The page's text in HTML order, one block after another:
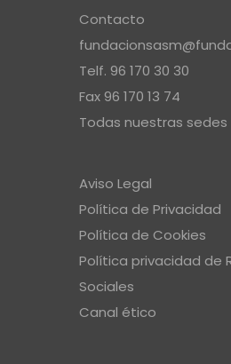
Contacto
Telf. 96 170 30 30
Fax 96 170 13 74
Todas nuestras sedes
Aviso Legal
Política de Privacidad
Política de Cookies
Política privacidad de
Sociales
Canal ético